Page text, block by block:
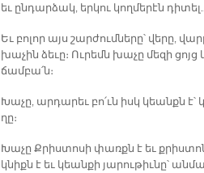
եւ ըն­դար­ձակ, եր­կու կող­մե­րէն
Եւ բո­լոր այս շար­ժում­նե­րը՝ վե­րը,
խա­չին ձե­ւը։ Ու­րեմն խա­չը մե­զի
ճամ­բա՛ն։
Խա­չը, ար­դա­րեւ բո՛ւն իսկ կեանքն
ղը։
Խա­չը Քրիս­տո­սի փառքն է եւ
կնիքն է եւ կեան­քի յա­րու­թիւ­նը՝